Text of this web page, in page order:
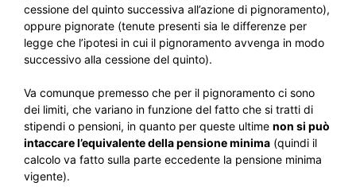
cessione del quinto successiva all’azione di pignoramento),
oppure pignorate (tenute presenti sia le differenze per
legge che l’ipotesi in cui il pignoramento avvenga in modo
successivo alla cessione del quinto).
Va comunque premesso che per il pignoramento ci sono
dei limiti, che variano in funzione del fatto che si tratti di
stipendi o pensioni, in quanto per queste ultime non si può
intaccare l’equivalente della pensione minima (quindi il
calcolo va fatto sulla parte eccedente la pensione minima
vigente).